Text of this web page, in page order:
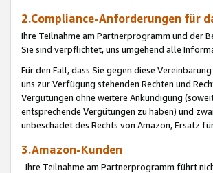
2.Compliance-Anforderungen für
Ihre Teilnahme am Partnerprogramm und der
Sie sind verpflichtet, uns umgehend alle
Für den Fall, dass Sie gegen diese
uns zur Verfügung stehenden Rechten und
Vergütungen ohne weitere Ankündigung
entsprechende Vergütungen zu haben) und
unbeschadet des Rechts von Amazon, Ersatz
3.Amazon-Kunden
Ihre Teilnahme am Partnerprogramm führt